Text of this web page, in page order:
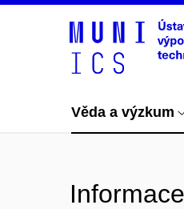
Věda a výzkum